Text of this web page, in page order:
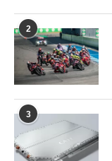
2
3